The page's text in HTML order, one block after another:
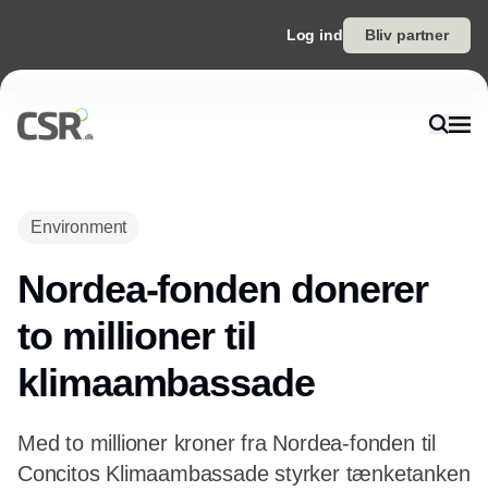
Log ind Bliv partner
Environment
Nordea-fonden donerer
to millioner til
klimaambassade
Med to millioner kroner fra Nordea-fonden til
Concitos Klimaambassade styrker tænketanken